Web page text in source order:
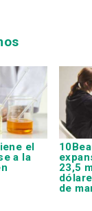
el
a la
23,5
de